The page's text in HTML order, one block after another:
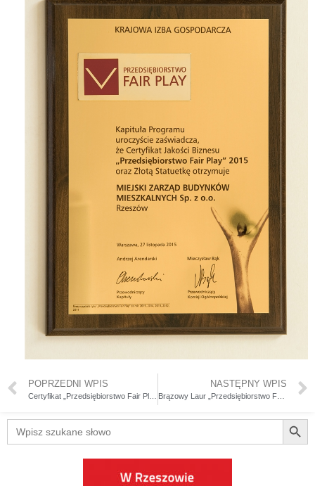
POPRZEDNI WPIS NASTĘPNY WPIS
Brązowy Laur „Przedsiębiorstwo Fair Play” 2016
Search
for: